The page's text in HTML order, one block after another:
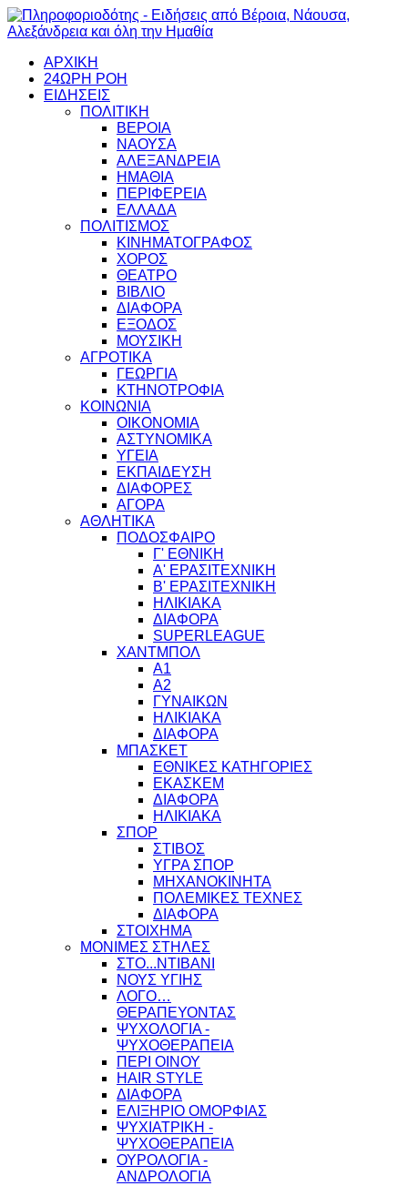
ΑΡΧΙΚΗ
24ΩΡΗ ΡΟΗ
ΕΙΔΗΣΕΙΣ
ΠΟΛΙΤΙΚΗ
ΒΕΡΟΙΑ
ΝΑΟΥΣΑ
ΑΛΕΞΑΝΔΡΕΙΑ
ΗΜΑΘΙΑ
ΠΕΡΙΦΕΡΕΙΑ
ΕΛΛΑΔΑ
ΠΟΛΙΤΙΣΜΟΣ
ΚΙΝΗΜΑΤΟΓΡΑΦΟΣ
ΧΟΡΟΣ
ΘΕΑΤΡΟ
ΒΙΒΛΙΟ
ΔΙΑΦΟΡΑ
ΕΞΟΔΟΣ
ΜΟΥΣΙΚΗ
ΑΓΡΟΤΙΚΑ
ΓΕΩΡΓΙΑ
ΚΤΗΝΟΤΡΟΦΙΑ
ΚΟΙΝΩΝΙΑ
ΟΙΚΟΝΟΜΙΑ
ΑΣΤΥΝΟΜΙΚΑ
ΥΓΕΙΑ
ΕΚΠΑΙΔΕΥΣΗ
ΔΙΑΦΟΡΕΣ
ΑΓΟΡΑ
ΑΘΛΗΤΙΚΑ
ΠΟΔΟΣΦΑΙΡΟ
Γ' ΕΘΝΙΚΗ
Α' ΕΡΑΣΙΤΕΧΝΙΚΗ
Β' ΕΡΑΣΙΤΕΧΝΙΚΗ
ΗΛΙΚΙΑΚΑ
ΔΙΑΦΟΡΑ
SUPERLEAGUE
ΧΑΝΤΜΠΟΛ
Α1
Α2
ΓΥΝΑΙΚΩΝ
ΗΛΙΚΙΑΚΑ
ΔΙΑΦΟΡΑ
ΜΠΑΣΚΕΤ
ΕΘΝΙΚΕΣ ΚΑΤΗΓΟΡΙΕΣ
ΕΚΑΣΚΕΜ
ΔΙΑΦΟΡΑ
ΗΛΙΚΙΑΚΑ
ΣΠΟΡ
ΣΤΙΒΟΣ
ΥΓΡΑ ΣΠΟΡ
ΜΗΧΑΝΟΚΙΝΗΤΑ
ΠΟΛΕΜΙΚΕΣ ΤΕΧΝΕΣ
ΔΙΑΦΟΡΑ
ΣΤΟΙΧΗΜΑ
ΜΟΝΙΜΕΣ ΣΤΗΛΕΣ
ΣΤΟ...ΝΤΙΒΑΝΙ
ΝΟΥΣ ΥΓΙΗΣ
ΛΟΓΟ…
ΘΕΡΑΠΕΥΟΝΤΑΣ
ΨΥΧΟΛΟΓΙΑ -
ΨΥΧΟΘΕΡΑΠΕΙΑ
ΠΕΡΙ ΟΙΝΟΥ
HAIR STYLE
ΔΙΑΦΟΡΑ
ΕΛΙΞΗΡΙΟ ΟΜΟΡΦΙΑΣ
ΨΥΧΙΑΤΡΙΚΗ -
ΨΥΧΟΘΕΡΑΠΕΙΑ
ΟΥΡΟΛΟΓΙΑ -
ΑΝΔΡΟΛΟΓΙΑ